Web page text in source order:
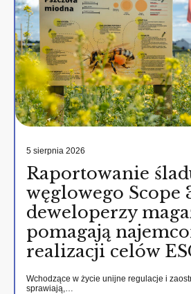
5 sierpnia 2026
Raportowanie
węglowego Scope
deweloperzy
pomagają
realizacji celów
Wchodzące w życie unijne regulacje i
sprawiają,…